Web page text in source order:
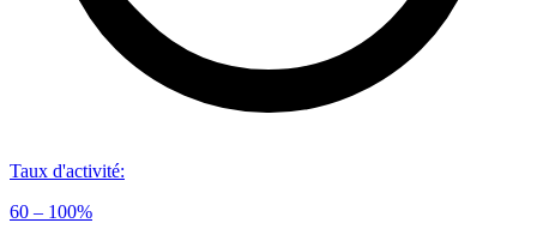
Taux d'activité:
60 – 100%